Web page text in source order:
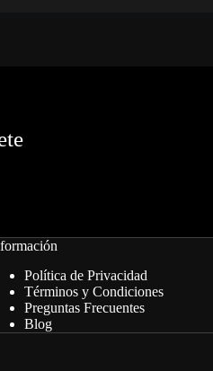
Política de Privacidad
Términos y Condiciones
Preguntas Frecuentes
Blog